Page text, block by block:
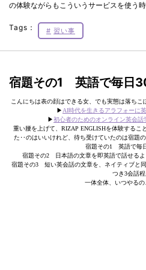
の体験ながらもこういうサービスを使う
Tags： 習い事
宿題その1 英語で毎日
こんにちは表の顔はできる女、でも実態は落ちこ
▶︎ AI時代を生きるアラフォーに
▶︎初心者のためのオンライン英会
重い腰を上げて、RIZAP ENGLISHを体験するこ
た‥のはいいけれど、待ち受けていたのは宿題
宿題その1 英語で毎
宿題その2 日本語の文章を即英語で話せるよ
宿題その3 短い英会話の文章を、ネイティブと
つき3会話程
一体全体、いつやるの